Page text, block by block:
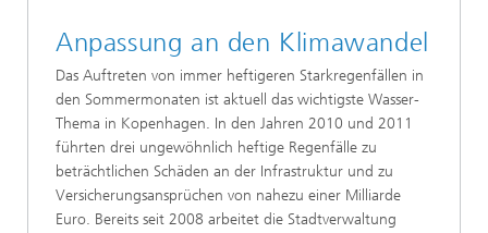
Anpassung an den Klimawandel
Das Auftreten von immer heftigeren Starkregenfällen in
den Sommermonaten ist aktuell das wichtigste Wasser-
Thema in Kopenhagen. In den Jahren 2010 und 2011
führten drei ungewöhnlich heftige Regenfälle zu
beträchtlichen Schäden an der Infrastruktur und zu
Versicherungsansprüchen von nahezu einer Milliarde
Euro. Bereits seit 2008 arbeitet die Stadtverwaltung